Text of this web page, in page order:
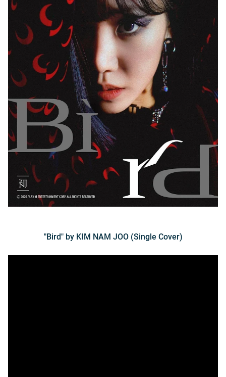
"Bird" by KIM NAM JOO (Single Cover)